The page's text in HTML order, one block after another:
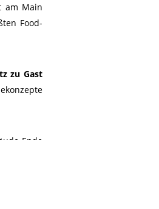
am Main
Food-
zu Gast
Ende